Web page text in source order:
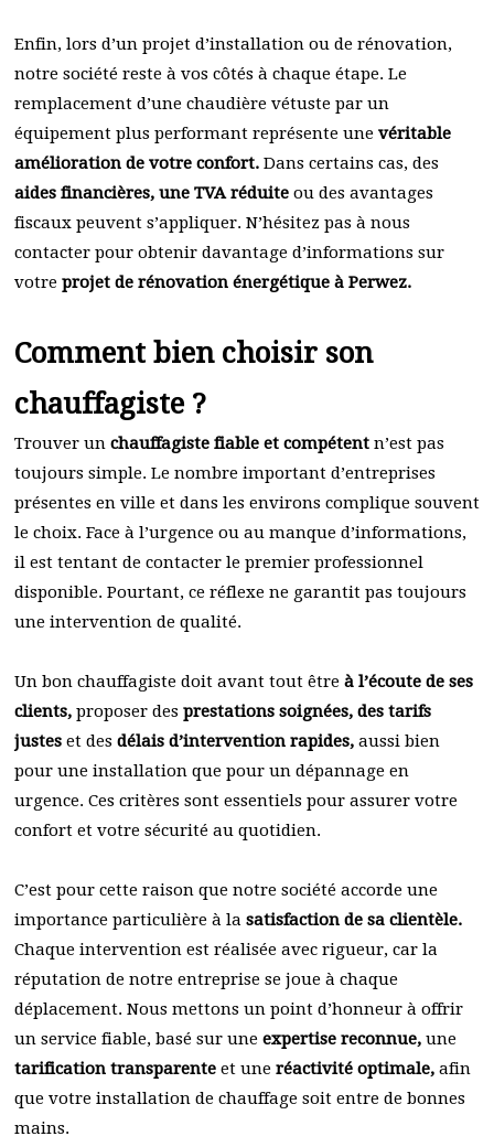
Enfin, lors d’un projet d’installation ou de rénovation,
notre société reste à vos côtés à chaque étape. Le
remplacement d’une chaudière vétuste par un
équipement plus performant représente une véritable
amélioration de votre confort. Dans certains cas, des
aides financières, une TVA réduite ou des avantages
fiscaux peuvent s’appliquer. N’hésitez pas à nous
contacter pour obtenir davantage d’informations sur
votre projet de rénovation énergétique à Perwez.
Comment bien choisir son
chauffagiste ?
Trouver un chauffagiste fiable et compétent n’est pas
toujours simple. Le nombre important d’entreprises
présentes en ville et dans les environs complique souvent
le choix. Face à l’urgence ou au manque d’informations,
il est tentant de contacter le premier professionnel
disponible. Pourtant, ce réflexe ne garantit pas toujours
une intervention de qualité.
Un bon chauffagiste doit avant tout être à l’écoute de ses
clients, proposer des prestations soignées, des tarifs
justes et des délais d’intervention rapides, aussi bien
pour une installation que pour un dépannage en
urgence. Ces critères sont essentiels pour assurer votre
confort et votre sécurité au quotidien.
C’est pour cette raison que notre société accorde une
importance particulière à la satisfaction de sa clientèle.
Chaque intervention est réalisée avec rigueur, car la
réputation de notre entreprise se joue à chaque
déplacement. Nous mettons un point d’honneur à offrir
un service fiable, basé sur une expertise reconnue, une
tarification transparente et une réactivité optimale, afin
que votre installation de chauffage soit entre de bonnes
mains.